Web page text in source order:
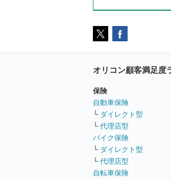
オリコン顧客満足度
保険
自動車保険
└ ダイレクト型
└ 代理店型
バイク保険
└ ダイレクト型
└ 代理店型
自転車保険